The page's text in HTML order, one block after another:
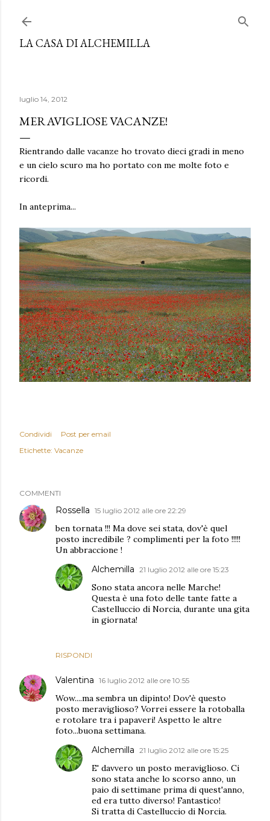
LA CASA DI ALCHEMILLA
luglio 14, 2012
MERAVIGLIOSE VACANZE!
Rientrando dalle vacanze ho trovato dieci gradi in meno
e un cielo scuro ma ho portato con me molte foto e
ricordi.
In anteprima...
Condividi
Post per email
Etichette: Vacanze
COMMENTI
Rossella 15 luglio 2012 alle ore 22:29
ben tornata !!! Ma dove sei stata, dov'è quel
posto incredibile ? complimenti per la foto !!!!!
Un abbraccione !
RISPONDI
Alchemilla 21 luglio 2012 alle ore 15:23
Sono stata ancora nelle Marche!
Questa è una foto delle tante fatte a
Castelluccio di Norcia, durante una gita
in giornata!
Valentina 16 luglio 2012 alle ore 10:55
Wow....ma sembra un dipinto! Dov'è questo
posto meraviglioso? Vorrei essere la rotoballa
e rotolare tra i papaveri! Aspetto le altre
foto...buona settimana.
Alchemilla 21 luglio 2012 alle ore 15:25
E' davvero un posto meraviglioso. Ci
sono stata anche lo scorso anno, un
paio di settimane prima di quest'anno,
ed era tutto diverso! Fantastico!
Si tratta di Castelluccio di Norcia.